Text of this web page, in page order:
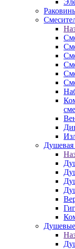
Душевая
Душевые